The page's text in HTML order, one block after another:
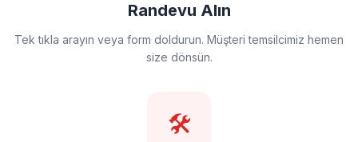
Randevu Alın
Tek tıkla arayın veya form doldurun. Müşteri temsilcimiz hemen
size dönsün.
🛠️